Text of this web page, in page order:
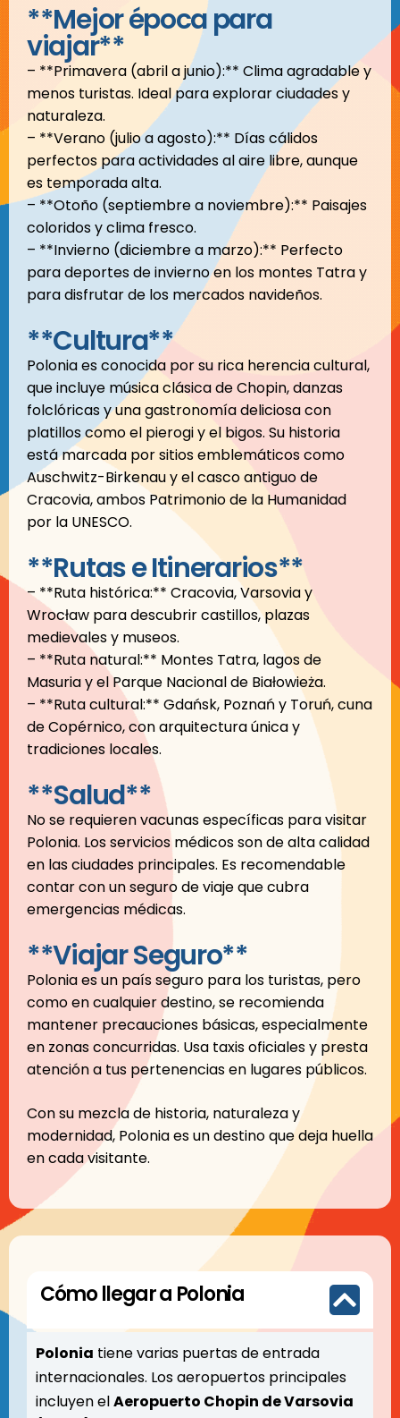
**Mejor época para
viajar**
– **Primavera (abril a junio):** Clima agradable y
menos turistas. Ideal para explorar ciudades y
naturaleza.
– **Verano (julio a agosto):** Días cálidos
perfectos para actividades al aire libre, aunque
es temporada alta.
– **Otoño (septiembre a noviembre):** Paisajes
coloridos y clima fresco.
– **Invierno (diciembre a marzo):** Perfecto
para deportes de invierno en los montes Tatra y
para disfrutar de los mercados navideños.
**Cultura**
Polonia es conocida por su rica herencia cultural,
que incluye música clásica de Chopin, danzas
folclóricas y una gastronomía deliciosa con
platillos como el pierogi y el bigos. Su historia
está marcada por sitios emblemáticos como
Auschwitz-Birkenau y el casco antiguo de
Cracovia, ambos Patrimonio de la Humanidad
por la UNESCO.
**Rutas e Itinerarios**
– **Ruta histórica:** Cracovia, Varsovia y
Wrocław para descubrir castillos, plazas
medievales y museos.
– **Ruta natural:** Montes Tatra, lagos de
Masuria y el Parque Nacional de Białowieża.
– **Ruta cultural:** Gdańsk, Poznań y Toruń, cuna
de Copérnico, con arquitectura única y
tradiciones locales.
**Salud**
No se requieren vacunas específicas para visitar
Polonia. Los servicios médicos son de alta calidad
en las ciudades principales. Es recomendable
contar con un seguro de viaje que cubra
emergencias médicas.
**Viajar Seguro**
Polonia es un país seguro para los turistas, pero
como en cualquier destino, se recomienda
mantener precauciones básicas, especialmente
en zonas concurridas. Usa taxis oficiales y presta
atención a tus pertenencias en lugares públicos.
Con su mezcla de historia, naturaleza y
modernidad, Polonia es un destino que deja huella
en cada visitante.
Cómo llegar a Polonia
Polonia tiene varias puertas de entrada
internacionales. Los aeropuertos principales
incluyen elAeropuerto Chopin de Varsovia